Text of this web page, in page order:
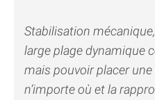
Stabilisation
large plage dynamique
mais pouvoir placer
n’importe où et la